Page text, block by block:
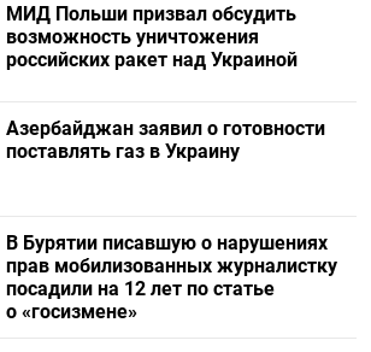
МИД Польши призвал обсудить
возможность уничтожения
российских ракет над Украиной
Азербайджан заявил о готовности
поставлять газ в Украину
В Бурятии писавшую о нарушениях
прав мобилизованных журналистку
посадили на 12 лет по статье
о «госизмене»